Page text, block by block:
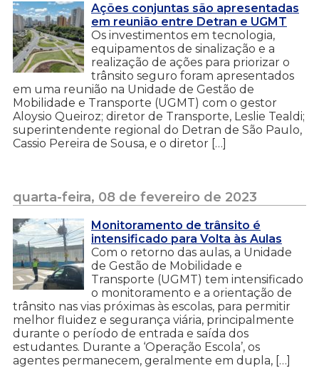
Ações conjuntas são apresentadas
em reunião entre Detran e UGMT
Os investimentos em tecnologia,
equipamentos de sinalização e a
realização de ações para priorizar o
trânsito seguro foram apresentados
em uma reunião na Unidade de Gestão de
Mobilidade e Transporte (UGMT) com o gestor
Aloysio Queiroz; diretor de Transporte, Leslie Tealdi;
superintendente regional do Detran de São Paulo,
Cassio Pereira de Sousa, e o diretor […]
quarta-feira, 08 de fevereiro de 2023
Monitoramento de trânsito é
intensificado para Volta às Aulas
Com o retorno das aulas, a Unidade
de Gestão de Mobilidade e
Transporte (UGMT) tem intensificado
o monitoramento e a orientação de
trânsito nas vias próximas às escolas, para permitir
melhor fluidez e segurança viária, principalmente
durante o período de entrada e saída dos
estudantes. Durante a ‘Operação Escola’, os
agentes permanecem, geralmente em dupla, […]